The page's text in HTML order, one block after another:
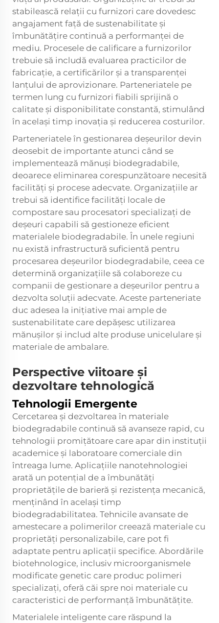
stabilească relații cu furnizori care dovedesc
angajament față de sustenabilitate și
îmbunătățire continuă a performanței de
mediu. Procesele de calificare a furnizorilor
trebuie să includă evaluarea practicilor de
fabricație, a certificărilor și a transparenței
lanțului de aprovizionare. Parteneriatele pe
termen lung cu furnizori fiabili sprijină o
calitate și disponibilitate constantă, stimulând
în același timp inovația și reducerea costurilor.
Parteneriatele în gestionarea deșeurilor devin
deosebit de importante atunci când se
implementează mănuși biodegradabile,
deoarece eliminarea corespunzătoare necesită
facilități și procese adecvate. Organizațiile ar
trebui să identifice facilități locale de
compostare sau procesatori specializați de
deșeuri capabili să gestioneze eficient
materialele biodegradabile. În unele regiuni
nu există infrastructură suficientă pentru
procesarea deșeurilor biodegradabile, ceea ce
determină organizațiile să colaboreze cu
companii de gestionare a deșeurilor pentru a
dezvolta soluții adecvate. Aceste parteneriate
duc adesea la inițiative mai ample de
sustenabilitate care depășesc utilizarea
mănușilor și includ alte produse unicelulare și
materiale de ambalare.
Perspective viitoare și
dezvoltare tehnologică
Tehnologii Emergente
Cercetarea și dezvoltarea în materiale
biodegradabile continuă să avanseze rapid, cu
tehnologii promițătoare care apar din instituții
academice și laboratoare comerciale din
întreaga lume. Aplicațiile nanotehnologiei
arată un potențial de a îmbunătăți
proprietățile de barieră și rezistența mecanică,
menținând în același timp
biodegradabilitatea. Tehnicile avansate de
amestecare a polimerilor creează materiale cu
proprietăți personalizabile, care pot fi
adaptate pentru aplicații specifice. Abordările
biotehnologice, inclusiv microorganismele
modificate genetic care produc polimeri
specializați, oferă căi spre noi materiale cu
caracteristici de performanță îmbunătățite.
Materialele inteligente care răspund la